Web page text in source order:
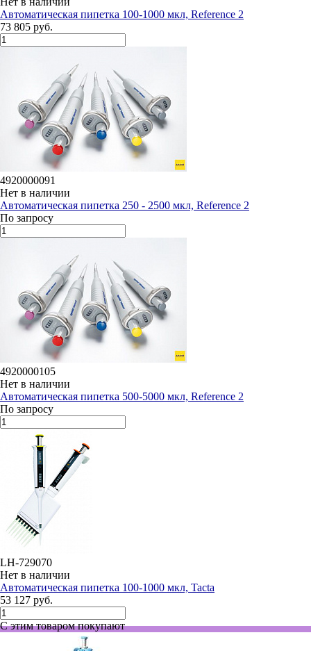
Автоматическая пипетка 100-1000 мкл, Reference 2
73 805 руб.
4920000091
Нет в наличии
Автоматическая пипетка 250 - 2500 мкл, Reference 2
По запросу
4920000105
Нет в наличии
Автоматическая пипетка 500-5000 мкл, Reference 2
По запросу
LH-729070
Нет в наличии
Автоматическая пипетка 100-1000 мкл, Tacta
53 127 руб.
С этим товаром покупают